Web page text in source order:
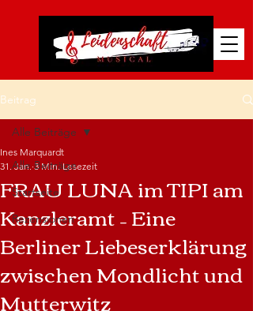
Beitrag
Alle Beiträge
Startseite
Rezensionen
Alle Beiträge
FRAU LUNA im TIPI am
Kanzleramt – Eine
Berliner Liebeserklärung
zwischen Mondlicht und
Mutterwitz
Ines Marquardt
31. Jan. 3 Min. Lesezeit